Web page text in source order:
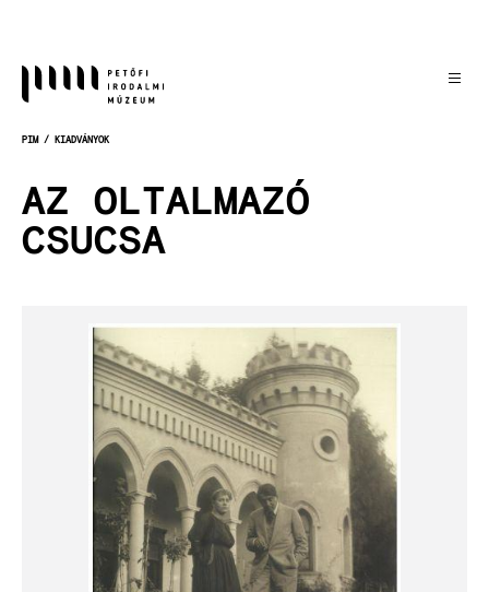
PIM KIADVÁNYOK
AZ OLTALMAZÓ
CSUCSA